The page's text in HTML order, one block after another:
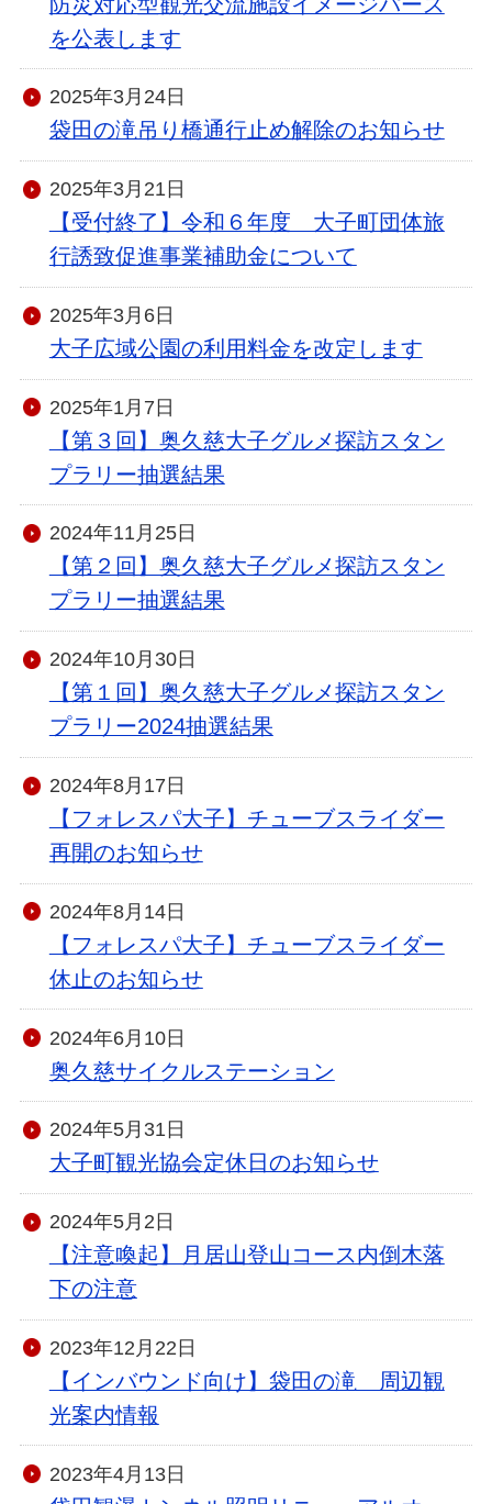
を公表します
2025年3月24日
袋田の滝吊り橋通行止め解除のお知らせ
2025年3月21日
【受付終了】令和６年度 大子町団体旅
行誘致促進事業補助金について
2025年3月6日
大子広域公園の利用料金を改定します
2025年1月7日
【第３回】奥久慈大子グルメ探訪スタン
プラリー抽選結果
2024年11月25日
【第２回】奥久慈大子グルメ探訪スタン
プラリー抽選結果
2024年10月30日
【第１回】奥久慈大子グルメ探訪スタン
プラリー2024抽選結果
2024年8月17日
【フォレスパ大子】チューブスライダー
再開のお知らせ
2024年8月14日
【フォレスパ大子】チューブスライダー
休止のお知らせ
2024年6月10日
奥久慈サイクルステーション
2024年5月31日
大子町観光協会定休日のお知らせ
2024年5月2日
【注意喚起】月居山登山コース内倒木落
下の注意
2023年12月22日
【インバウンド向け】袋田の滝 周辺観
光案内情報
2023年4月13日